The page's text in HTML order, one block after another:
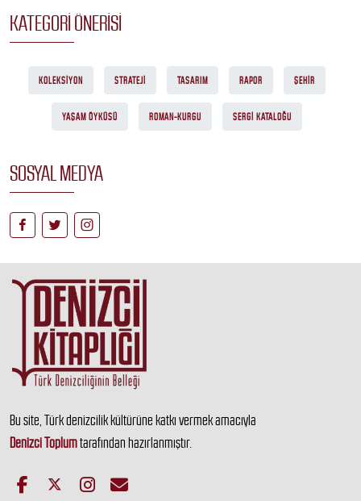
KATEGORI ÖNERISI
KOLEKSIYON STRATEJI TASARIM RAPOR ŞEHIR
YAŞAM ÖYKÜSÜ ROMAN-KURGU SERGI KATALOĞU
SOSYAL MEDYA
Bu site, Türk denizcilik kültürüne katkı vermek amacıyla
Denizci Toplumtarafından hazırlanmıştır.